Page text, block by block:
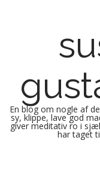
En blog om nogle af
sy, klippe, lave god
giver meditativ ro i
har taget